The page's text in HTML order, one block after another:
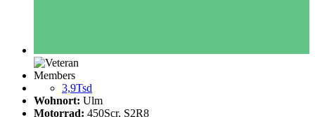
Members
3,9Tsd
Wohnort: Ulm
Motorrad: 450Scr, S2R8